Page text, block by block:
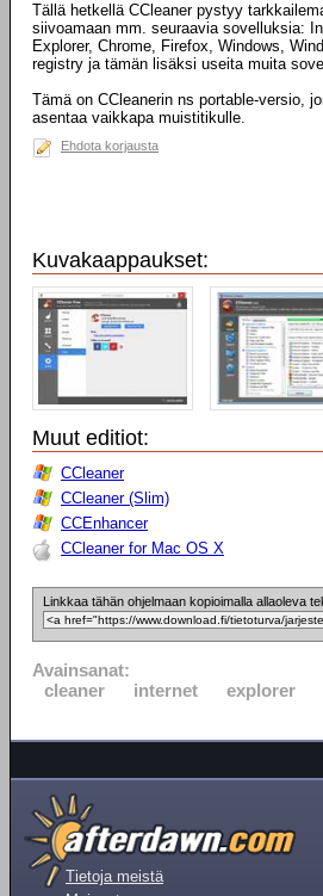
Tällä hetkellä CCleaner pystyy
siivoamaan mm. seuraavia sovelluksia:
Explorer, Chrome, Firefox, Windows,
registry ja tämän lisäksi useita muita
Tämä on CCleanerin ns portable-versio,
asentaa vaikkapa muistitikulle.
Ehdota korjausta
Kuvakaappaukset:
Muut editiot:
CCleaner
CCleaner (Slim)
CCEnhancer
CCleaner for Mac OS X
Linkkaa tähän ohjelmaan kopioimalla allaoleva
Avainsanat:
cleaner
internet explorer
Tietoja meistä